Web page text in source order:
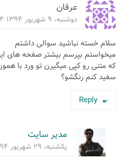
عرفان
دوشنبه، ۹ شهریور ۱۳۹۴ at ۱۳:۴۴
سلام خسته نباشید سوالی داشتم
میخواستم بپرسم بیشتر صفحه های
که متنی رو کپی میگیرن تو ورد با
سفید کنم رنگشو؟
Reply
مدیر سایت
یکشنبه، ۲۹ شهریور ۱۳۹۴ at ۲۰:۰۴